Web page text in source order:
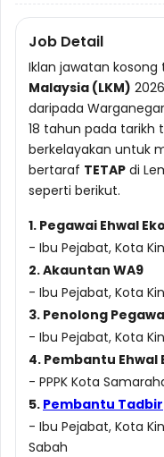
Job Detail
Iklan jawatan kosong
Malaysia (LKM)
daripada
18 tahun pada tarikh
berkelayakan untuk
bertaraf TETAP di
seperti berikut.
1. Pegawai Ehwal
- Ibu Pejabat, Kota
2. Akauntan WA9
- Ibu Pejabat, Kota
3. Penolong
- Ibu Pejabat, Kota
4. Pembantu Ehwal
- PPPK Kota
5. Pembantu Tadbir
- Ibu Pejabat, Kota
Sabah